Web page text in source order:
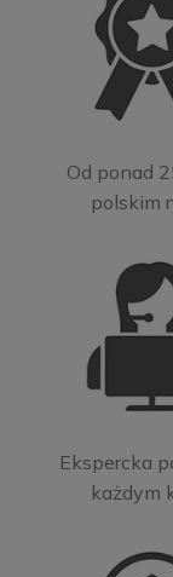
Od ponad
polskim
Ekspercka
każdym